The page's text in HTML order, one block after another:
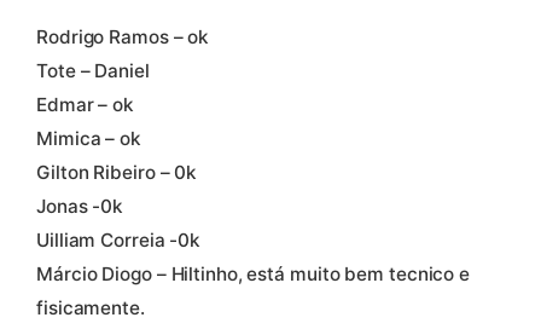
Rodrigo Ramos – ok
Tote – Daniel
Edmar – ok
Mimica – ok
Gilton Ribeiro – 0k
Jonas -0k
Uilliam Correia -0k
Márcio Diogo – Hiltinho, está muito bem tecnico e
fisicamente.